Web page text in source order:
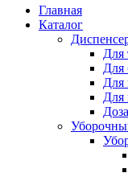
Главная
Каталог
Для
Для
Для
Для